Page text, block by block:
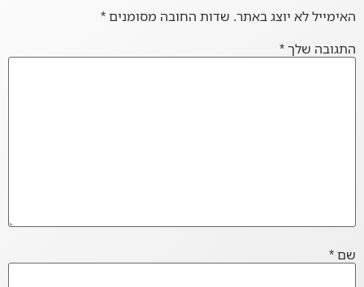
האימייל לא יוצג באתר. שדות החובה מסומנים*
התגובה שלך*
שם*